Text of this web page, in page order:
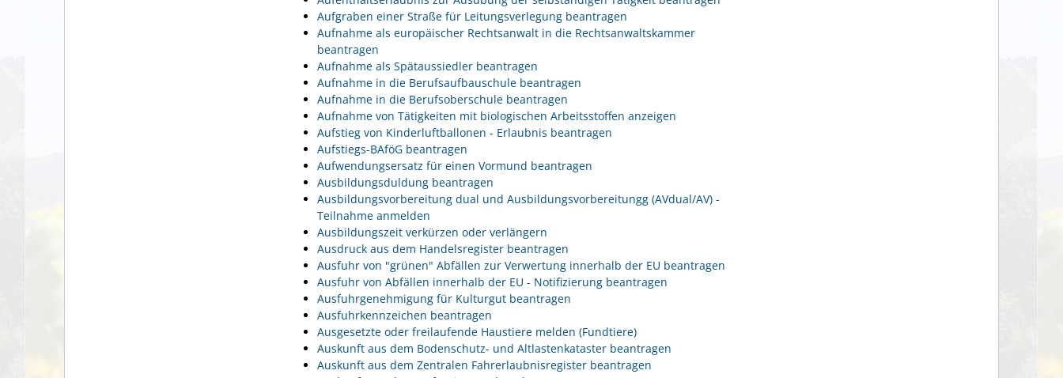
Aufgraben einer Straße für Leitungsverlegung beantragen
Aufnahme als europäischer Rechtsanwalt in die Rechtsanwaltskammer
beantragen
Aufnahme als Spätaussiedler beantragen
Aufnahme in die Berufsaufbauschule beantragen
Aufnahme in die Berufsoberschule beantragen
Aufnahme von Tätigkeiten mit biologischen Arbeitsstoffen anzeigen
Aufstieg von Kinderluftballonen - Erlaubnis beantragen
Aufstiegs-BAföG beantragen
Aufwendungsersatz für einen Vormund beantragen
Ausbildungsduldung beantragen
Ausbildungsvorbereitung dual und Ausbildungsvorbereitungg (AVdual/AV) -
Teilnahme anmelden
Ausbildungszeit verkürzen oder verlängern
Ausdruck aus dem Handelsregister beantragen
Ausfuhr von "grünen" Abfällen zur Verwertung innerhalb der EU beantragen
Ausfuhr von Abfällen innerhalb der EU - Notifizierung beantragen
Ausfuhrgenehmigung für Kulturgut beantragen
Ausfuhrkennzeichen beantragen
Ausgesetzte oder freilaufende Haustiere melden (Fundtiere)
Auskunft aus dem Bodenschutz- und Altlastenkataster beantragen
Auskunft aus dem Zentralen Fahrerlaubnisregister beantragen